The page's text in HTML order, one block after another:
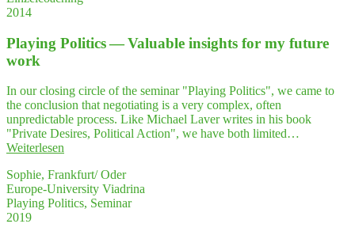
ve
ti­
ven
auf­
ge­
zeigt,
für
die
Arbeit
2014
Play­ing Poli­tics — Valuable insights for my future
work
In our closing circle of the seminar "Playing Politics", we came to
the conclusion that negotiating is a very complex, often
unpredictable process. Like Michael Laver writes in his book
"Private Desires, Political Action", we have both limited…
Weiterlesen
Poli­
tics
—
Sophie, Frankfurt/ Oder
Europe-University Viadrina
Playing Politics, Seminar
2019